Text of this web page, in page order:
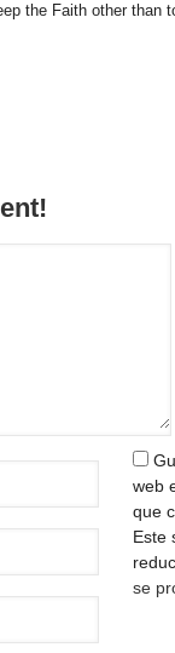
the Faith other than
web
que
Este
se